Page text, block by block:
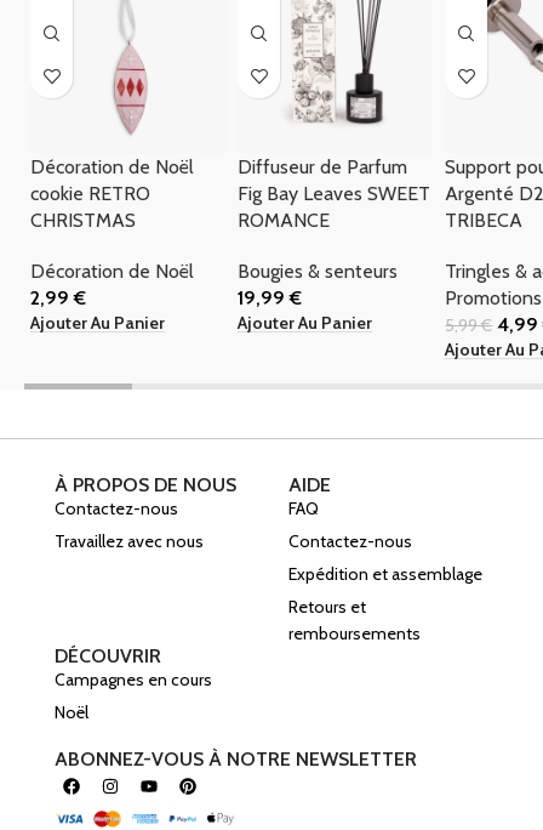
Décoration de Noël
cookie RETRO
CHRISTMAS
Décoration de Noël
2,99€
Ajouter Au Panier
Diffuseur de Parfum
Fig Bay Leaves SWEET
ROMANCE
Bougies & senteurs
19,99€
Ajouter Au Panier
Support
Argenté
TRIBECA
Tringles &
Promotions
5,99€ 4,99
Ajouter Au
À PROPOS DE NOUS
Contactez-nous
Travaillez avec nous
AIDE
FAQ
Contactez-nous
Expédition et assemblage
Retours et
remboursements
DÉCOUVRIR
Campagnes en cours
Noël
ABONNEZ-VOUS À NOTRE NEWSLETTER